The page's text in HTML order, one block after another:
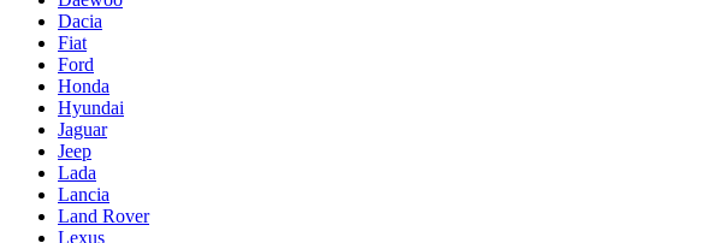
Dacia
Fiat
Ford
Honda
Hyundai
Jaguar
Jeep
Lada
Lancia
Land Rover
Lexus